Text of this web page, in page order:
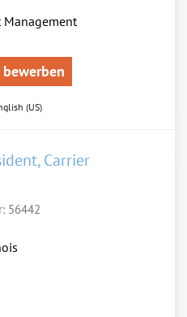
Management
(US)
Carrier
56442